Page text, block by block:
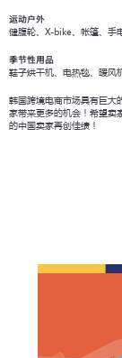
运动户外
健腹轮、X-bike、帐篷、手
季节性用品
鞋子烘干机、电热毯、暖风
韩国跨境电商市场具有巨大
家带来更多的机会！希望
的中国卖家再创佳绩！